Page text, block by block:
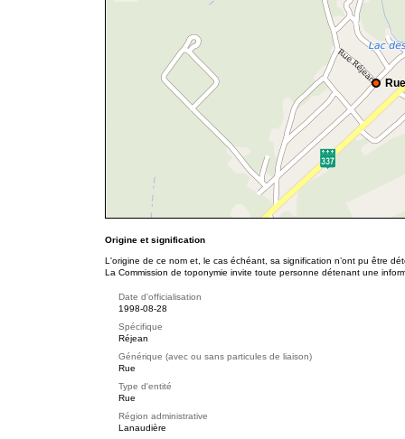
Origine et signification
L'origine de ce nom et, le cas échéant, sa signification n’ont pu être
La Commission de toponymie invite toute personne détenant une
Date d'officialisation
1998-08-28
Spécifique
Réjean
Générique (avec ou sans particules de liaison)
Rue
Type d'entité
Rue
Région administrative
Lanaudière